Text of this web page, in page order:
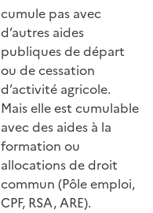
cumule pas avec
d’autres aides
publiques de départ
ou de cessation
d’activité agricole.
Mais elle est cumulable
avec des aides à la
formation ou
allocations de droit
commun (Pôle emploi,
CPF, RSA, ARE).